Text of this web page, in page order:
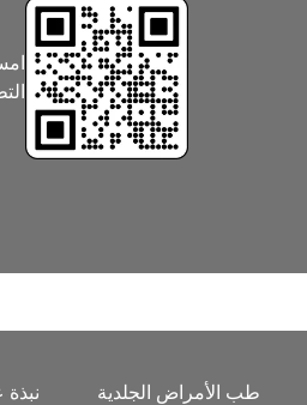
طب الأمراض الجلدية